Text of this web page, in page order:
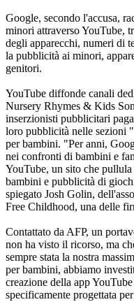
Google, secondo l'accusa,
minori attraverso YouTube,
degli apparecchi, numeri di
la pubblicità ai minori,
genitori.
YouTube diffonde canali
Nursery Rhymes & Kids
inserzionisti pubblicitari
loro pubblicità nelle sezioni
per bambini. "Per anni,
nei confronti di bambini e
YouTube, un sito che
bambini e pubblicità di
spiegato Josh Golin,
Free Childhood, una delle
Contattato da AFP, un
non ha visto il ricorso, ma
sempre stata la nostra
per bambini, abbiamo
creazione della app
specificamente progettata